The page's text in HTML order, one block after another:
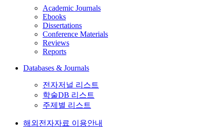
Academic Journals
Ebooks
Dissertations
Conference Materials
Reviews
Reports
Databases & Journals
전자저널 리스트
학술DB 리스트
주제별 리스트
해외전자자료 이용안내